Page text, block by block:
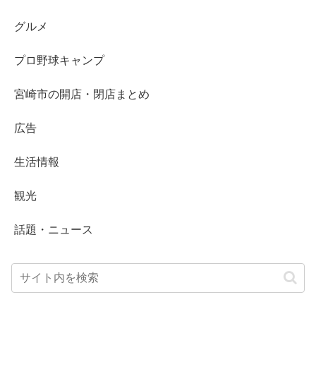
グルメ
プロ野球キャンプ
宮崎市の開店・閉店まとめ
広告
生活情報
観光
話題・ニュース